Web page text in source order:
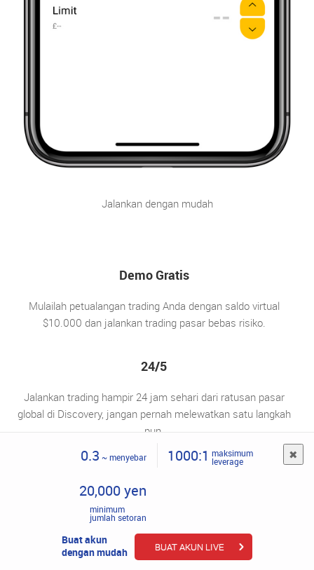
Jalankan dengan mudah
Demo Gratis
Mulailah petualangan trading Anda dengan saldo virtual
$10.000 dan jalankan trading pasar bebas risiko.
24/5
Jalankan trading hampir 24 jam sehari dari ratusan pasar
global di Discovery, jangan pernah melewatkan satu langkah
pun.
Aplikasi ini memberi Anda alat untuk tetap disiplin, konsisten,
dan jujur pada diri sendiri.
0.3 ~ menyebar 1000:1 maksimum
leverage
20,000 yen
minimum
jumlah setoran
Buat akun
dengan mudah
BUAT AKUN LIVE